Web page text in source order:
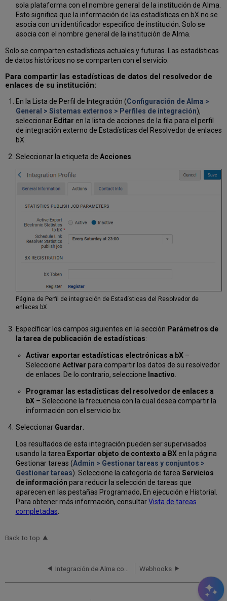
sola plataforma con el nombre general de la institución de Alma.
Esto significa que la información de las estadísticas en bX no se
asocia con un identificador específico de institución. Solo se
asocia con el nombre general de la institución de Alma.
Solo se comparten estadísticas actuales y futuras. Las estadísticas
de datos históricos no se comparten con el servicio.
Para compartir las estadísticas de datos del resolvedor de
enlaces de su institución:
En la Lista de Perfil de Integración (Configuración de Alma >
General > Sistemas externos > Perfiles de integración),
seleccionar Editar en la lista de acciones de la fila para el perfil
de integración externo de Estadísticas del Resolvedor de enlaces
bX.
Seleccionar la etiqueta de Acciones.
Página de Perfil de integración de Estadísticas del Resolvedor de
enlaces bX
Específicar los campos siguientes en la sección Parámetros de
la tarea de publicación de estadísticas:
Activar exportar estadísticas electrónicas a bX –
Seleccione Activar para compartir los datos de su resolvedor
de enlaces. De lo contrario, seleccione Inactivo
Programar las estadísticas del resolvedor de enlaces a
bX – Seleccione la frecuencia con la cual desea compartir la
información con el servicio bx.
Seleccionar Guardar
Los resultados de esta integración pueden ser supervisados
usando la tarea Exportar objeto de contexto a BX en la página
Gestionar tareas (Admin > Gestionar tareas y conjuntos >
Gestionar tareas). Seleccione la categoría de tarea Servicios
de información para reducir la selección de tareas que
aparecen en las pestañas Programado, En ejecución e Historial.
Para obtener más información, consultarVista de tareas
completadas
Back to top
Webhooks